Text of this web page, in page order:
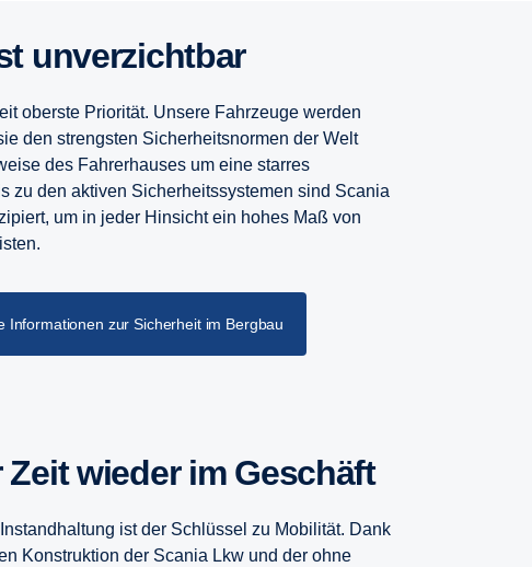
unver­zichtbar
oberste Priorität. Unsere Fahrzeuge werden
den strengsten Sicherheitsnormen der Welt
des Fahrerhauses um eine starres
zu den aktiven Sicherheitssystemen sind Scania
um in jeder Hinsicht ein hohes Maß von
Informationen zur Sicherheit im Bergbau
Zeit wieder im Geschäft
ist der Schlüssel zu Mobilität. Dank
Konstruktion der Scania Lkw und der ohne